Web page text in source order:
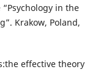
in the
Krakow, Poland,
effective theory